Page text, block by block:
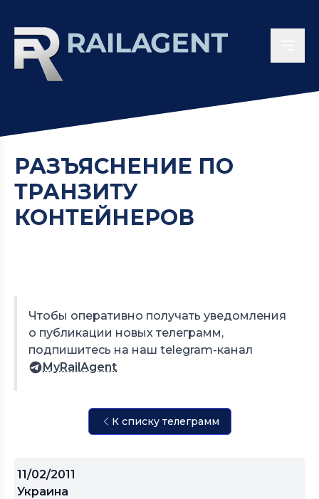
РАЗЪЯСНЕНИЕ ПО
ТРАНЗИТУ
КОНТЕЙНЕРОВ
Чтобы оперативно получать уведомления
о публикации новых телеграмм,
подпишитесь на наш telegram-канал
MyRailAgent
К списку телеграмм
11/02/2011
Украина